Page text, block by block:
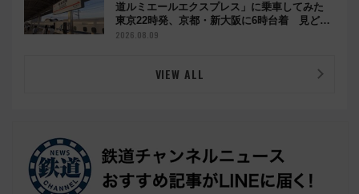
道ルミエールエクスプレス」に乗車してみた
東京22時発、京都・新大阪に6時台着 見どこ
ろは岐阜羽島の素晴らし過ぎる朝
2026.08.09
VIEW ALL